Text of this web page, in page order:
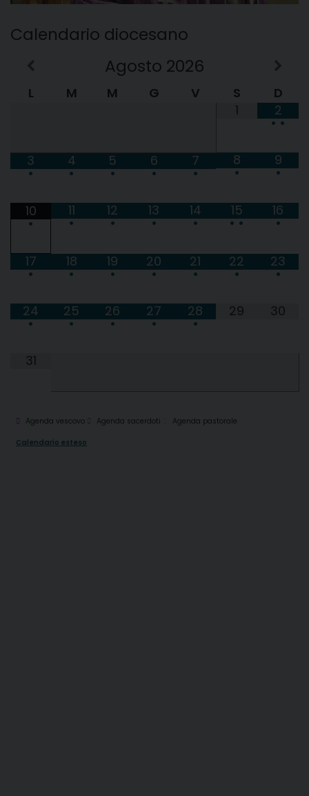
Calendario diocesano
Agosto 2026
L M M G V S
D
1
2
••
3
•
4
•
5
•
6
•
7
•
8
•
9
•
10
•
11
•
12
•
13
•
14
•
15
••
16
•
17
•
18
•
19
•
20
•
21
•
22
•
23
•
24
•
25
•
26
•
27
•
28
•
29 30
31
Agenda vescovo Agenda sacerdoti Agenda pastorale
Calendario esteso